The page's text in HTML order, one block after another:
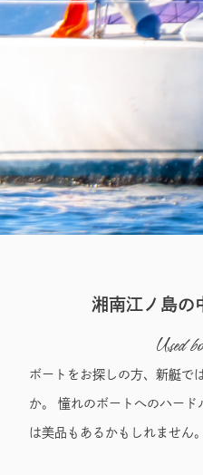
湘南江ノ島の
Used
ボートをお探しの方、新艇で
か。 憧れのボートへのハー
は美品もあるかもしれません。